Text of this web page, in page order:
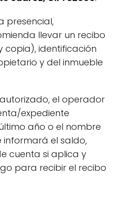
presencial,
llevar un recibo
copia), identificación
y del inmueble
el operador
expediente
año o el nombre
informará el saldo,
cuenta si aplica y
para recibir el recibo